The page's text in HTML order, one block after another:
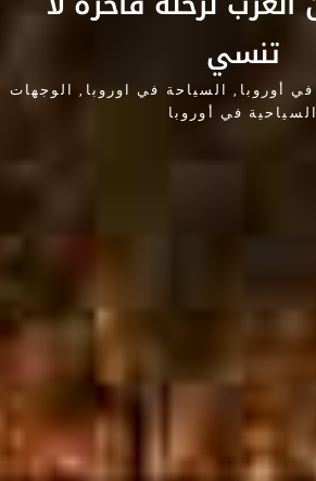
تنسي
أوروبا السياحة في اوروبا
الوجهات
السياحية في أوروبا